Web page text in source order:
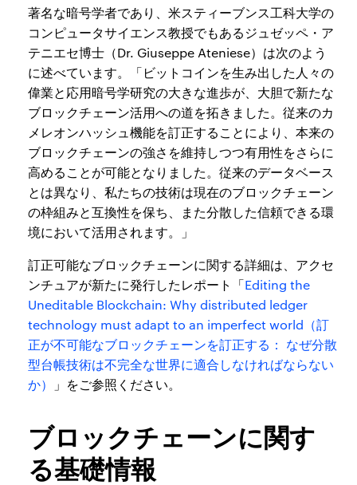
著名な暗号学者であり、米スティーブンス工科大学の
コンピュータサイエンス教授でもあるジュゼッペ・ア
テニエセ博士（Dr. Giuseppe Ateniese）は次のよう
に述べています。「ビットコインを生み出した人々の
偉業と応用暗号学研究の大きな進歩が、大胆で新たな
ブロックチェーン活用への道を拓きました。従来のカ
メレオンハッシュ機能を訂正することにより、本来の
ブロックチェーンの強さを維持しつつ有用性をさらに
高めることが可能となりました。従来のデータベース
とは異なり、私たちの技術は現在のブロックチェーン
の枠組みと互換性を保ち、また分散した信頼できる環
境において活用されます。」
訂正可能なブロックチェーンに関する詳細は、アクセ
ンチュアが新たに発行したレポート「Editing the
Uneditable Blockchain: Why distributed ledger
technology must adapt to an imperfect world（訂
正が不可能なブロックチェーンを訂正する： なぜ分散
型台帳技術は不完全な世界に適合しなければならない
か）
」をご参照ください。
ブロックチェーンに関す
る基礎情報